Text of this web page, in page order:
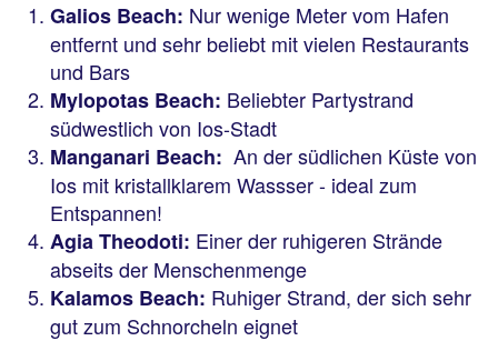
Galios Beach: Nur wenige Meter vom Hafen
entfernt und sehr beliebt mit vielen Restaurants
und Bars
Mylopotas Beach: Beliebter Partystrand
südwestlich von Ios-Stadt
Manganari Beach: An der südlichen Küste von
Ios mit kristallklarem Wassser - ideal zum
Entspannen!
Agia Theodoti: Einer der ruhigeren Strände
abseits der Menschenmenge
Kalamos Beach: Ruhiger Strand, der sich sehr
gut zum Schnorcheln eignet